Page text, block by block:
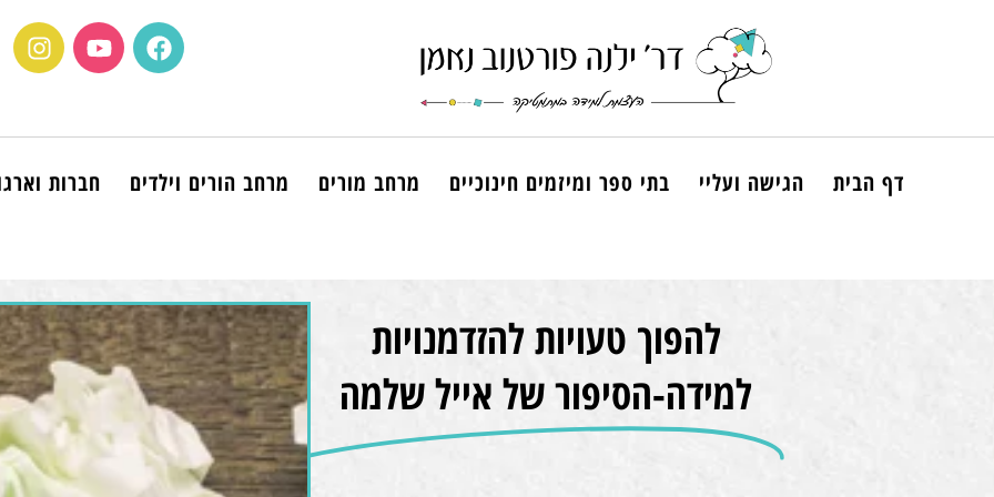
דף הבית הגישה ועליי בתי ספר ומיזמים חינוכיים מרחב מורים מרחב הורים וילדים חברות
להפוך טעויות להזדמנויות
למידה-הסיפור של אייל שלמה